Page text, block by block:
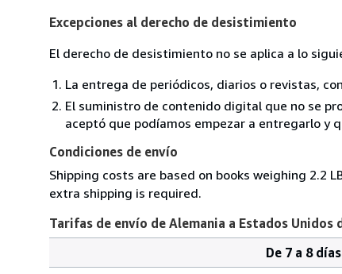
Excepciones al derecho de desistimiento
El derecho de desistimiento no se aplica a lo
La entrega de periódicos, diarios o revistas,
El suministro de contenido digital que no se
aceptó que podíamos empezar a entregarlo y
Condiciones de envío
Shipping costs are based on books weighing 2.2
extra shipping is required.
Tarifas de envío de Alemania a Estados Unidos
De 7 a 8